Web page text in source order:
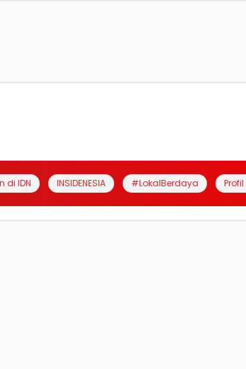
di IDN INSIDENESIA #LokalBerdaya